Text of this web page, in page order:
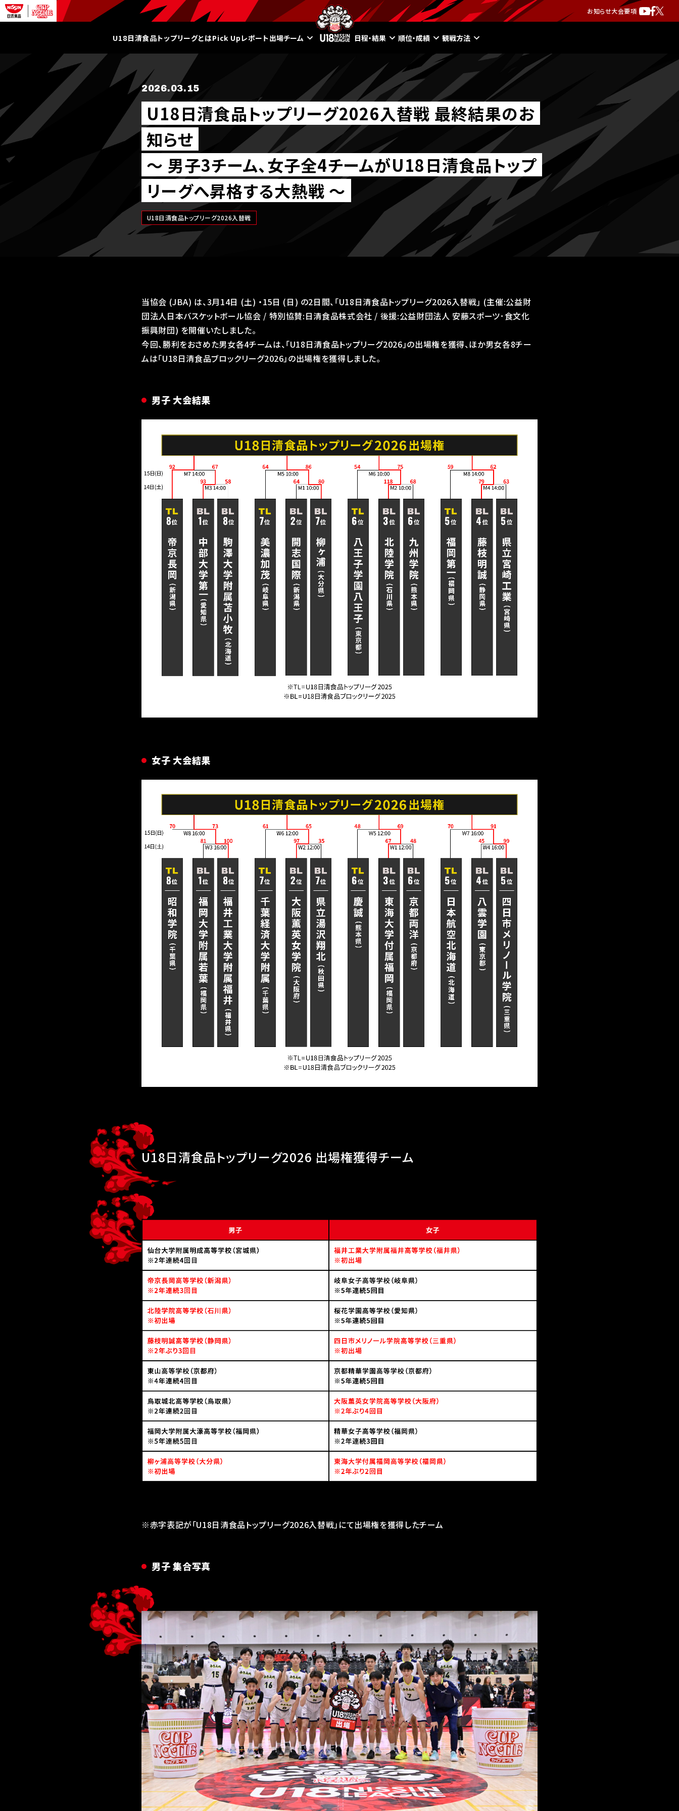
お知らせ大会要項
U18日清食品トップリーグとはPick Upレポート出場チーム 日程・結果 順位・成績 観戦方法
2026.03.15
U18日清食品トップリーグ2026入替戦 最終結果のお
知らせ
～ 男子3チーム、女子全4チームがU18日清食品トップ
リーグへ昇格する大熱戦 ～
U18日清食品トップリーグ2026入替戦
当協会 (JBA) は、3月14日 (土) ・15日 (日) の2日間、｢U18日清食品トップリーグ2026入替戦｣ (主催:公益財
団法人日本バスケットボール協会 / 特別協賛:日清食品株式会社 / 後援:公益財団法人 安藤スポーツ･食文化
振興財団) を開催いたしました。
今回、勝利をおさめた男女各4チームは、「U18日清食品トップリーグ2026」の出場権を獲得、ほか男女各8チー
ムは「U18日清食品ブロックリーグ2026」の出場権を獲得しました。
男子 大会結果
女子 大会結果
U18日清食品トップリーグ2026 出場権獲得チーム
※赤字表記が「U18日清食品トップリーグ2026入替戦」にて出場権を獲得したチーム
男子 集合写真